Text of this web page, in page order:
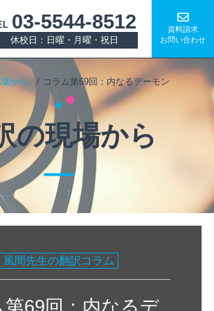
03-5544-8512
休校日：日曜・月曜・祝日
資料請求
お問い合わせ
から コラム第69回：内なるデーモン
の現場から
風間先生の翻訳コラム
第69回：内なるデ